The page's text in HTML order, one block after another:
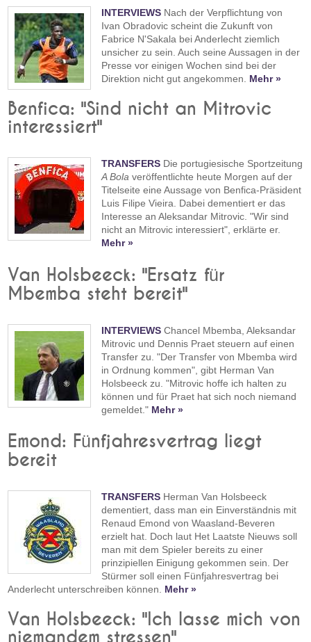
INTERVIEWS Nach der Verpflichtung von
Ivan Obradovic scheint die Zukunft von
Fabrice N'Sakala bei Anderlecht ziemlich
unsicher zu sein. Auch seine Aussagen in der
Presse vor einigen Wochen sind bei der
Direktion nicht gut angekommen. Mehr »
Benfica: "Sind nicht an Mitrovic
interessiert"
TRANSFERS Die portugiesische Sportzeitung
A Bola veröffentlichte heute Morgen auf der
Titelseite eine Aussage von Benfica-Präsident
Luis Filipe Vieira. Dabei dementiert er das
Interesse an Aleksandar Mitrovic. "Wir sind
nicht an Mitrovic interessiert", erklärte er.
Mehr »
Van Holsbeeck: "Ersatz für
Mbemba steht bereit"
INTERVIEWS Chancel Mbemba, Aleksandar
Mitrovic und Dennis Praet steuern auf einen
Transfer zu. "Der Transfer von Mbemba wird
in Ordnung kommen", gibt Herman Van
Holsbeeck zu. "Mitrovic hoffe ich halten zu
können und für Praet hat sich noch niemand
gemeldet." Mehr »
Emond: Fünfjahresvertrag liegt
bereit
TRANSFERS Herman Van Holsbeeck
dementiert, dass man ein Einverständnis mit
Renaud Emond von Waasland-Beveren
erzielt hat. Doch laut Het Laatste Nieuws soll
man mit dem Spieler bereits zu einer
prinzipiellen Einigung gekommen sein. Der
Stürmer soll einen Fünfjahresvertrag bei
Anderlecht unterschreiben können. Mehr »
Van Holsbeeck: "Ich lasse mich von
niemandem stressen"